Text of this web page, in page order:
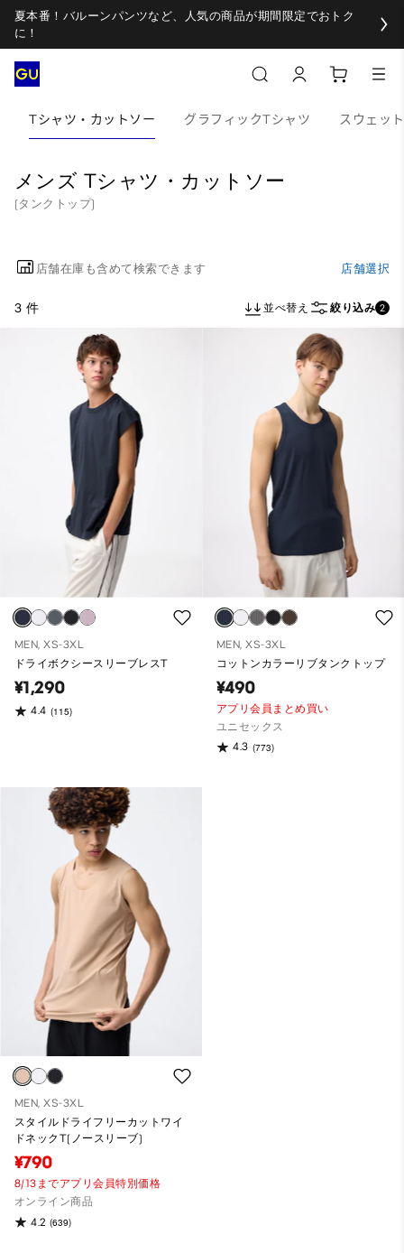
夏本番！バルーンパンツなど、人気の商品が期間限定でおトク
に！
Tシャツ・カットソー グラフィックTシャツ スウェット
メンズ Tシャツ・カットソー
(タンクトップ)
店舗在庫も含めて検索できます 店舗選択
3 件 並べ替え 絞り込み 2
MEN, XS-3XL
ドライボクシースリーブレスT
¥1,290
4.4 (115)
MEN, XS-3XL
コットンカラーリブタンクトップ
¥490
アプリ会員まとめ買い
ユニセックス
4.3 (773)
MEN, XS-3XL
スタイルドライフリーカットワイ
ドネックT(ノースリーブ)
¥790
8/13までアプリ会員特別価格
オンライン商品
4.2 (639)